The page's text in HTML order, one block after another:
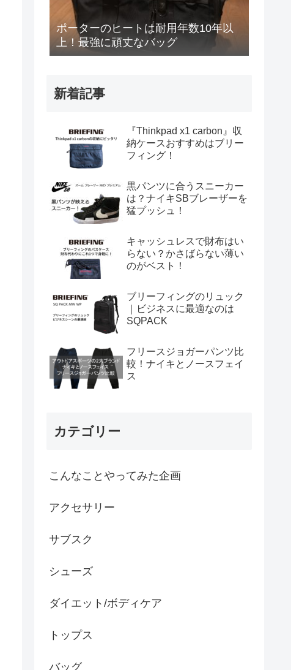
ポーターのヒートは耐用年数10年以
上！最強に頑丈なバッグ
新着記事
『Thinkpad x1 carbon』収
納ケースおすすめはブリー
フィング！
黒パンツに合うスニーカー
は？ナイキSBブレーザーを
猛プッシュ！
キャッシュレスで財布はい
らない？かさばらない薄い
のがベスト！
ブリーフィングのリュック
｜ビジネスに最適なのは
SQPACK
フリースジョガーパンツ比
較！ナイキとノースフェイ
ス
カテゴリー
こんなことやってみた企画
アクセサリー
サブスク
シューズ
ダイエット/ボディケア
トップス
バッグ